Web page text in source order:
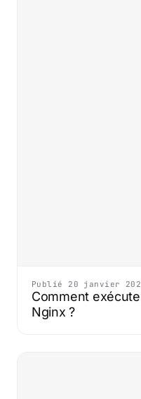
Publié 20 janvier
Comment
Nginx ?